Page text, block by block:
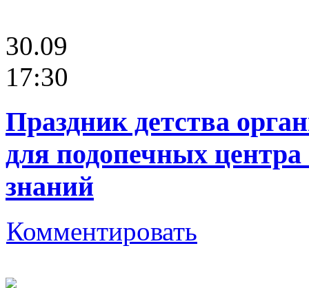
30.09
17:30
Праздник детства
для подопечных
знаний
Комментировать